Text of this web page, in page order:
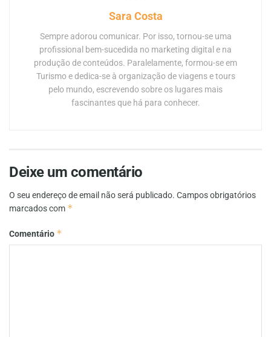
Sara Costa
Sempre adorou comunicar. Por isso, tornou-se uma
profissional bem-sucedida no marketing digital e na
produção de conteúdos. Paralelamente, formou-se em
Turismo e dedica-se à organização de viagens e tours
pelo mundo, escrevendo sobre os lugares mais
fascinantes que há para conhecer.
Deixe um comentário
O seu endereço de email não será publicado. Campos obrigatórios
marcados com *
Comentário *